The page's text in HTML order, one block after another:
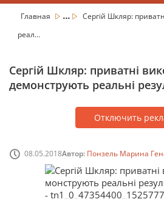
Главная ...
Сергій Шкляр:
реал...
Сергій Шкляр: приватні
демонструють реальні
Отключить
08.05.2018Автор: Понзель Марина